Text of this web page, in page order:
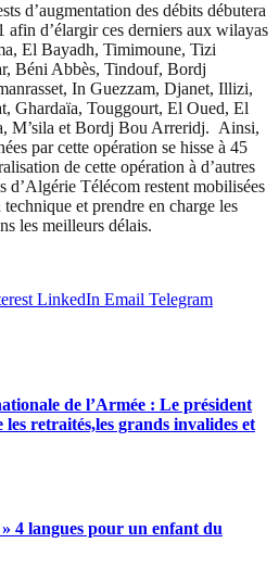
d’augmentation des débits débutera
d’élargir ces derniers aux wilayas
El Bayadh, Timimoune, Tizi
Béni Abbès, Tindouf, Bordj
In Guezzam, Djanet, Illizi,
Ghardaïa, Touggourt, El Oued, El
M’sila et Bordj Bou Arreridj. Ainsi,
par cette opération se hisse à 45
de cette opération à d’autres
d’Algérie Télécom restent mobilisées
et prendre en charge les
les meilleurs délais.
LinkedIn Email Telegram
de l’Armée : Le président
retraités,les grands invalides et
4 langues pour un enfant du